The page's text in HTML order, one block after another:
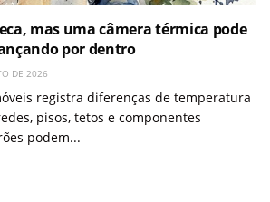
mas uma câmera térmica pode
por dentro
DE 2026
registra diferenças de temperatura
pisos, tetos e componentes
podem...